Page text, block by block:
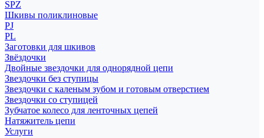
SPZ
Шкивы поликлиновые
PJ
PL
Заготовки для шкивов
Звёздочки
Двойные звездочки для однорядной цепи
Звездочки без ступицы
Звездочки с каленым зубом и готовым отверстием
Звездочки со ступицей
Зубчатое колесо для ленточных цепей
Натяжитель цепи
Услуги